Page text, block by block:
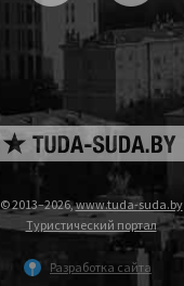
© 2013–2026,www.tuda-suda.by
Туристический портал
Разработка сайта